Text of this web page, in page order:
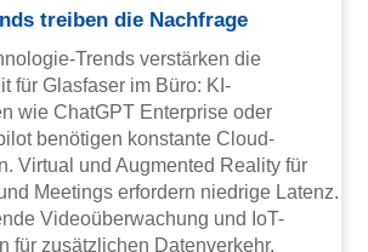
treiben die Nachfrage
Trends verstärken die
für Glasfaser im Büro: KI-
wie ChatGPT Enterprise oder
benötigen konstante Cloud-
Virtual und Augmented Reality für
Meetings erfordern niedrige Latenz.
Videoüberwachung und IoT-
für zusätzlichen Datenverkehr.